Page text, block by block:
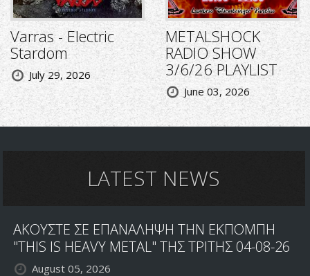
Varras - Electric
Stardom
July 29, 2026
METALSHOCK
RADIO SHOW
3/6/26 PLAYLIST
June 03, 2026
LATEST NEWS
ΑΚΟΥΣΤΕ ΣΕ ΕΠΑΝΑΛΗΨΗ ΤΗΝ ΕΚΠΟΜΠΗ
"THIS IS HEAVY METAL" ΤΗΣ ΤΡΙΤΗΣ 04-08-26
August 05, 2026